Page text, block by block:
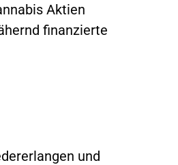
Aktien
finanzierte
und